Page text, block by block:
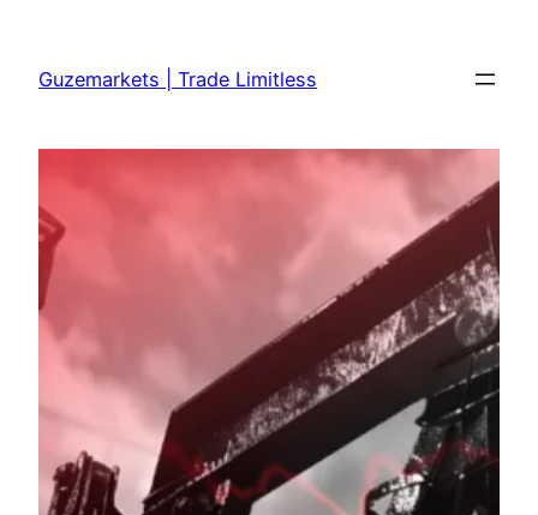
content
Guzemarkets | Trade Limitless